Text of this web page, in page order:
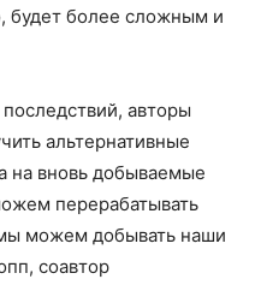
будет более сложным и
авторы
альтернативные
на вновь добываемые
перерабатывать
можем добывать наши
соавтор